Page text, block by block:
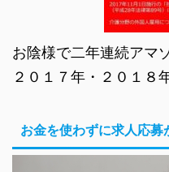
お陰様で二年連続アマ
２０１７年・２０１８
お金を使わずに求人応募